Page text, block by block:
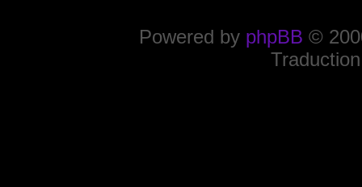
Powered by phpBB ©